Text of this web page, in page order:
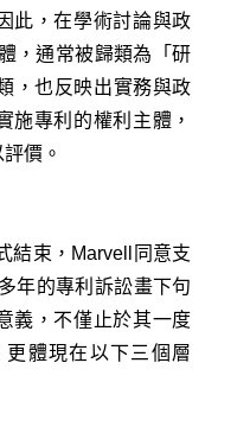
此，在學術討論與政
，通常被歸類為「研
，也反映出實務與政
施專利的權利主體，
價。
結束，Marvell同意支
年的專利訴訟畫下句
義，不僅止於其一度
體現在以下三個層